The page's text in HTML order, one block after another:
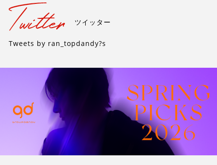
ツイッター
Tweets by ran_topdandy?s